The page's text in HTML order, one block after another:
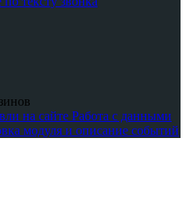
на сайте Работа с данными
модуля и описание событий